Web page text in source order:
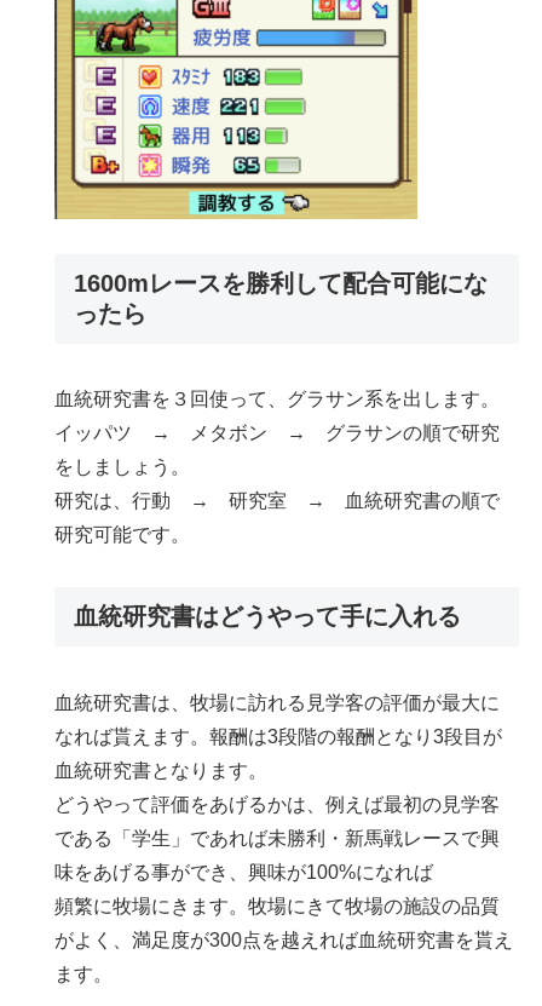
1600mレースを勝利して配合可能にな
ったら
血統研究書を３回使って、グラサン系を出します。
イッパツ → メタボン → グラサンの順で研究
をしましょう。
研究は、行動 → 研究室 → 血統研究書の順で
研究可能です。
血統研究書はどうやって手に入れる
血統研究書は、牧場に訪れる見学客の評価が最大に
なれば貰えます。報酬は3段階の報酬となり3段目が
血統研究書となります。
どうやって評価をあげるかは、例えば最初の見学客
である「学生」であれば未勝利・新馬戦レースで興
味をあげる事ができ、興味が100%になれば
頻繁に牧場にきます。牧場にきて牧場の施設の品質
がよく、満足度が300点を越えれば血統研究書を貰え
ます。